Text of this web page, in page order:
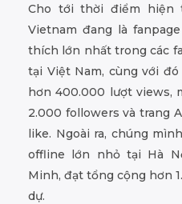
Cho tới thời điểm hiện
Vietnam đang là
thích lớn nhất trong các
tại Việt Nam, cùng với
hơn 400.000 lượt views,
2.000 followers và trang
like. Ngoài ra, chúng
offline lớn nhỏ tại Hà
Minh, đạt tổng cộng hơn
dự.